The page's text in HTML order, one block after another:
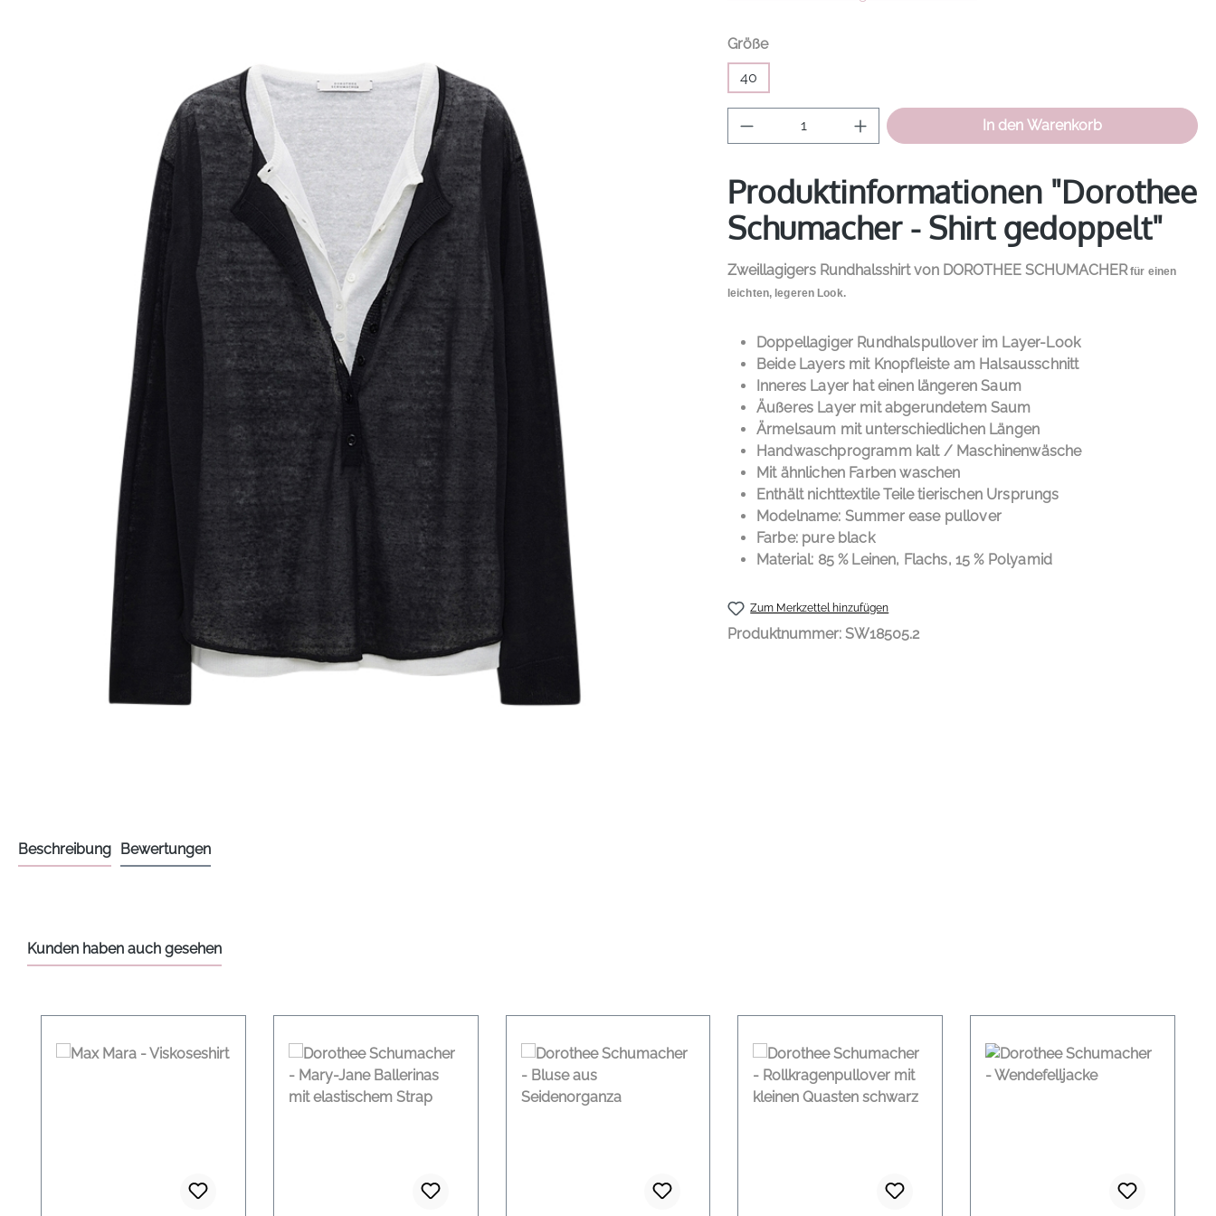
Größeauswählen
40
Produkt Anzahl: Gib den gewünschten Wert
In den Warenkorb
Produktinformationen "Dorothee
Schumacher - Shirt gedoppelt"
Zweillagigers Rundhalsshirt von DOROTHEE SCHUMACHERfür einen
leichten, legeren Look.
Doppellagiger Rundhalspullover im Layer-Look
Beide Layers mit Knopfleiste am Halsausschnitt
Inneres Layer hat einen längeren Saum
Äußeres Layer mit abgerundetem Saum
Ärmelsaum mit unterschiedlichen Längen
Handwaschprogramm kalt / Maschinenwäsche
Mit ähnlichen Farben waschen
Enthält nichttextile Teile tierischen Ursprungs
Modelname: Summer ease pullover
Farbe: pure black
Material: 85 % Leinen, Flachs, 15 % Polyamid
Zum Merkzettel hinzufügen
Produktnummer: SW18505.2
Beschreibung Bewertungen
Kunden haben auch gesehen